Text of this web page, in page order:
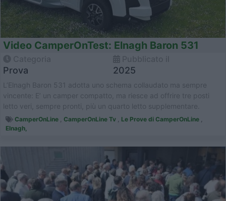
Video CamperOnTest: Elnagh Baron 531
Prova 2025
L’Elnagh Baron 531 adotta uno schema collaudato ma sempre
vincente: E’ un camper compatto, ma riesce ad offrire tre posti
letto veri, sempre pronti, più un quarto letto supplementare.
Oggetto di ...
CamperOnLine , CamperOnLine Tv , Le Prove di CamperOnLine ,
Elnagh,